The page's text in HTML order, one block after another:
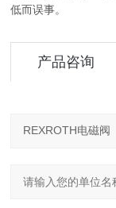
低而误事。
产品咨询